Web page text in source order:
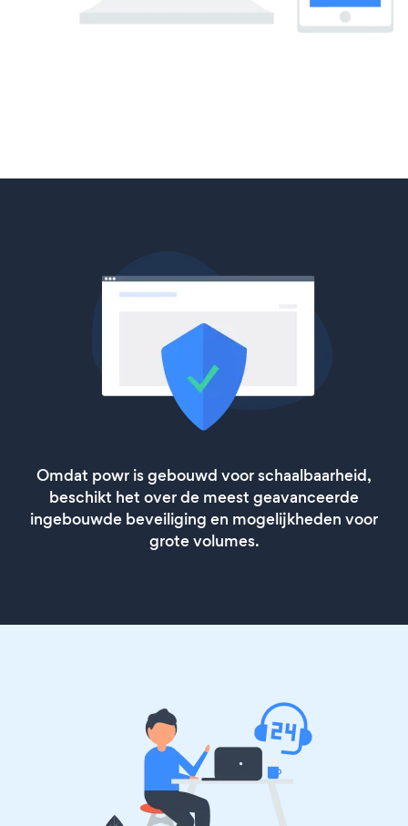
Omdat powr is gebouwd voor schaalbaarheid,
beschikt het over de meest geavanceerde
ingebouwde beveiliging en mogelijkheden voor
grote volumes.